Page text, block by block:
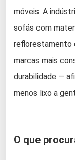
móveis. A
sofás com
reflorestamento
marcas mais
durabilidade —
menos lixo a
O que